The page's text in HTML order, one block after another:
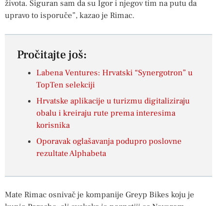
života. Siguran sam da su Igor i njegov tim na putu da
upravo to isporuče”, kazao je Rimac.
Pročitajte još:
Labena Ventures: Hrvatski “Synergotron” u
TopTen selekciji
Hrvatske aplikacije u turizmu digitaliziraju
obalu i kreiraju rute prema interesima
korisnika
Oporavak oglašavanja podupro poslovne
rezultate Alphabeta
Mate Rimac osnivač je kompanije Greyp Bikes koju je